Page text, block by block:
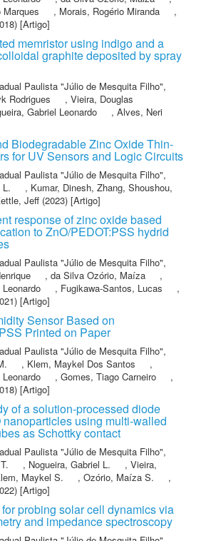
, Morais, Rogério Miranda
,
[Artigo]
memristor using indigo and a
graphite deposited by spray
Paulista "Júlio de Mesquita Filho",
Rodrigues
, Vieira, Douglas
Gabriel Leonardo , Alves, Neri
Biodegradable Zinc Oxide Thin-
for UV Sensors and Logic Circuits
Paulista "Júlio de Mesquita Filho",
L.
, Kumar, Dinesh, Zhang, Shoushou,
Jeff (2023) [Artigo]
response of zinc oxide based
to ZnO/PEDOT:PSS hydrid
Paulista "Júlio de Mesquita Filho",
, da Silva Ozório, Maíza
,
, Fugikawa-Santos, Lucas
,
[Artigo]
Sensor Based on
Printed on Paper
Paulista "Júlio de Mesquita Filho",
, Klem, Maykel Dos Santos
,
, Gomes, Tiago Carneiro
,
[Artigo]
of a solution-processed diode
using multi-walled
as Schottky contact
Paulista "Júlio de Mesquita Filho",
, Nogueira, Gabriel L. , Vieira,
Maykel S. , Ozório, Maíza S.
,
[Artigo]
probing solar cell dynamics via
and impedance spectroscopy